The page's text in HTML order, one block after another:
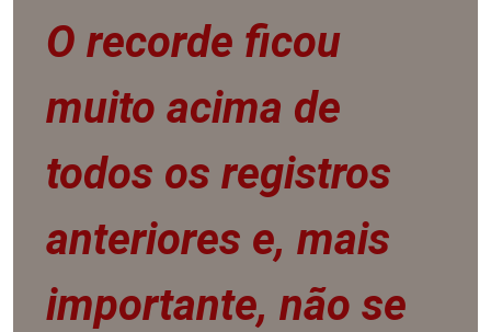
O recorde ficou
muito acima de
todos os registros
anteriores e, mais
importante, não se